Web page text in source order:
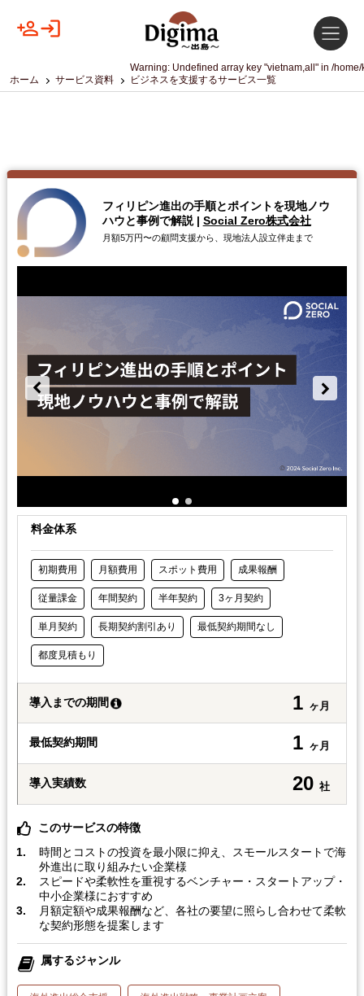
ホーム サービス資料
Warning: Undefined array key "vietnam,all" in /
ビジネスを支援するサービス一覧
フィリピン進出の手順とポイントを現地ノウ
ハウと事例で解説 | Social Zero株式会社
月額5万円〜の顧問支援から、現地法人設立伴走まで
料金体系
初期費用 月額費用 スポット費用 成果報酬
従量課金 年間契約 半年契約 3ヶ月契約
単月契約 長期契約割引あり 最低契約期間なし
都度見積もり
導入までの期間 1 ヶ月
最低契約期間 1 ヶ月
導入実績数 20 社
このサービスの特徴
時間とコストの投資を最小限に抑え、スモールスタートで海
外進出に取り組みたい企業様
スピードや柔軟性を重視するベンチャー・スタートアップ・
中小企業様におすすめ
月額定額や成果報酬など、各社の要望に照らし合わせて柔軟
な契約形態を提案します
属するジャンル